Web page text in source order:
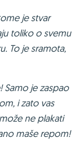
je stvar
toliko o svemu
To je sramota,
Samo je zaspao
i zato vas
ne plakati
maše repom!